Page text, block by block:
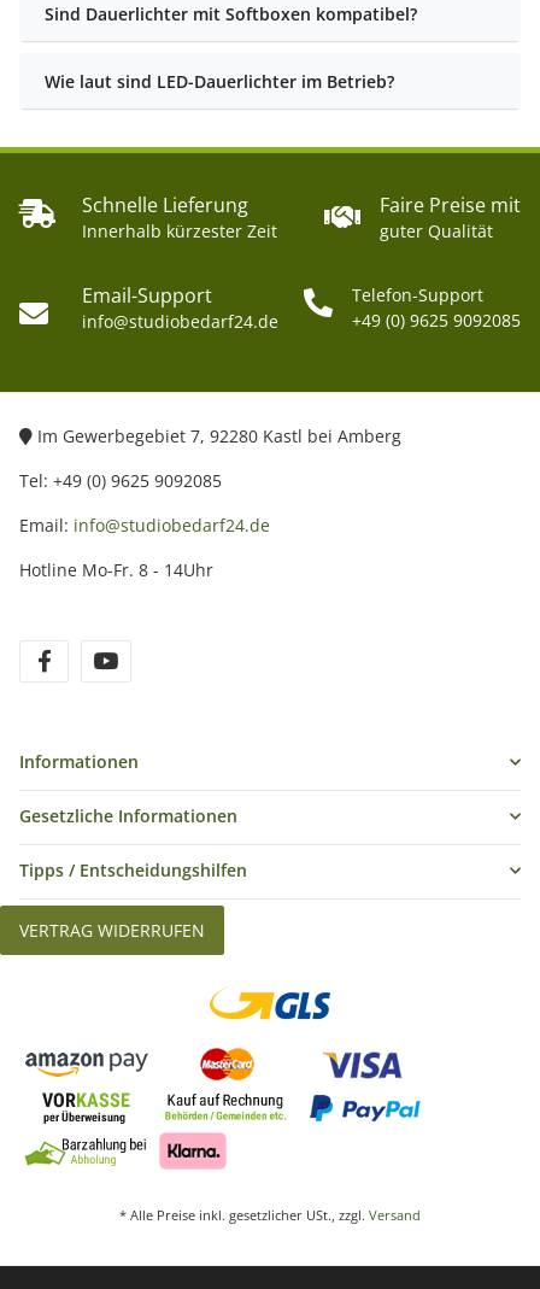
Sind Dauerlichter mit Softboxen kompatibel?
Wie laut sind LED-Dauerlichter im Betrieb?
Schnelle Lieferung
Innerhalb kürzester Zeit
Faire Preise mit
guter Qualität
Email-Support
info@studiobedarf24.de
Telefon-Support
+49 (0) 9625 9092085
Im Gewerbegebiet 7, 92280 Kastl bei Amberg
Tel: +49 (0) 9625 9092085
Email: info@studiobedarf24.de
Hotline Mo-Fr. 8 - 14Uhr
Informationen
Gesetzliche Informationen
Tipps / Entscheidungshilfen
VERTRAG WIDERRUFEN
* Alle Preise inkl. gesetzlicher USt., zzgl. Versand